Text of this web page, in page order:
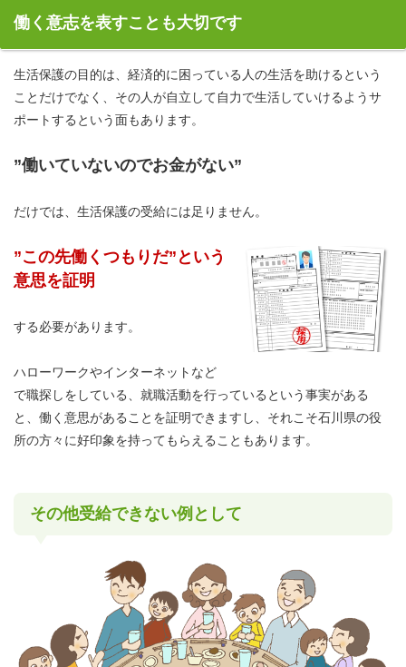
働く意志を表すことも大切です
生活保護の目的は、経済的に困っている人の生活を助けるという
ことだけでなく、その人が自立して自力で生活していけるようサ
ポートするという面もあります。
”働いていないのでお金がない”
だけでは、生活保護の受給には足りません。
”この先働くつもりだ”という
意思を証明
する必要があります。
ハローワークやインターネットなど
で職探しをしている、就職活動を行っているという事実がある
と、働く意思があることを証明できますし、それこそ石川県の役
所の方々に好印象を持ってもらえることもあります。
その他受給できない例として